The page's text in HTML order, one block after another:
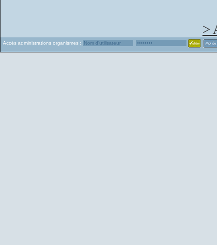
>
Accès administrations organismes :